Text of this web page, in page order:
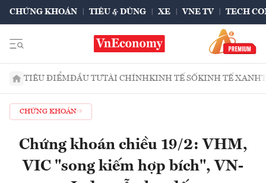
CHỨNG KHOÁN TIÊU & DÙNG XE VNE TV TECH
TIÊU ĐIỂMĐẦU TƯTÀI CHÍNHKINH TẾ SỐKINH TẾ XANH
CHỨNG KHOÁN
Chứng khoán chiều 19/2: VHM,
VIC "song kiếm hợp bích", VN-